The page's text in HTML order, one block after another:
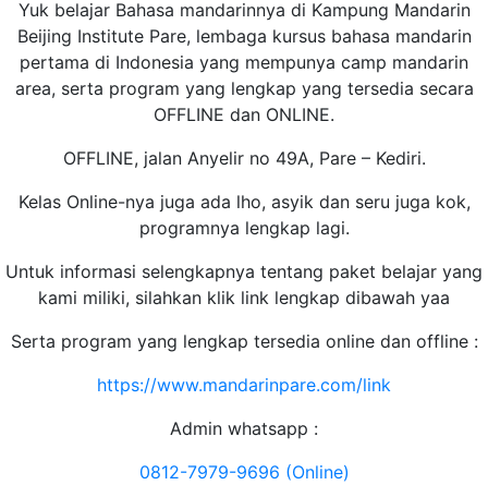
Yuk belajar Bahasa mandarinnya di Kampung Mandarin
Beijing Institute Pare, lembaga kursus bahasa mandarin
pertama di Indonesia yang mempunya camp mandarin
area, serta program yang lengkap yang tersedia secara
OFFLINE dan ONLINE.
OFFLINE, jalan Anyelir no 49A, Pare – Kediri.
Kelas Online-nya juga ada lho, asyik dan seru juga kok,
programnya lengkap lagi.
Untuk informasi selengkapnya tentang paket belajar yang
kami miliki, silahkan klik link lengkap dibawah yaa
Serta program yang lengkap tersedia online dan offline :
https://www.mandarinpare.com/link
Admin whatsapp :
0812-7979-9696 (Online)